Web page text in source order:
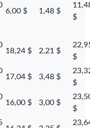
6,00 $ 1,48 $
$
18,24 $ 2,21 $
$
17,04 $ 3,48 $
$
16,00 $ 3,00 $
$